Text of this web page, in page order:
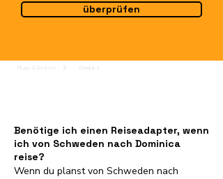
überprüfen
Benötige ich einen Reiseadapter, wenn
ich von Schweden nach Dominica
reise?
Wenn du planst von Schweden nach